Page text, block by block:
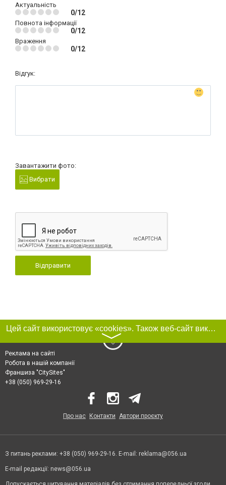
Актуальність
0/12
Повнота інформації
0/12
Враження
0/12
Відгук:
Завантажити фото:
Вибрати
Відправити
Цей сайт використовує «cookies». Також веб-сайт використовує інтернет-сервіс для збору технічних даних стосовно відвідувачів з метою отримання маркетингової та статистичної інформації. Умови обробки даних відвідувачів сайту див.
〉
Реклама на сайті
Робота в нашій компанії
Франшиза "CitySites"
+38 (050) 969-29-16
Про нас Контакти Автори проєкту
З питань реклами: +38 (050) 969-29-16. E-mail: reklama@056.ua
E-mail редакції: news@056.ua